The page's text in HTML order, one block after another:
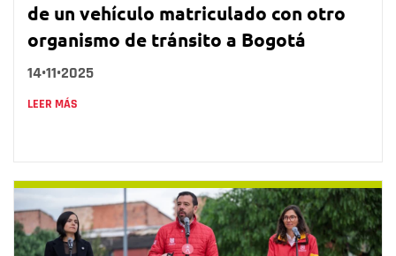
de un vehículo matriculado con otro
organismo de tránsito a Bogotá
14•11•2025
LEER MÁS